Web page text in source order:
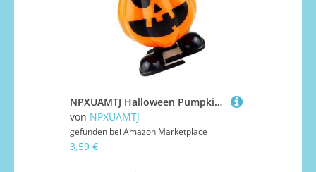
NPXUAMTJ Halloween Pumpkin Wind Up Toy Clockwork Witch Spielzeug Walking Kürbisse Windup Clocks Spielzeug Goody Bag Füllstoffe Halloween Party Bevorzugt Goodies Bag Füllstoffe
von NPXUAMTJ
gefunden bei Amazon Marketplace
3,59 €